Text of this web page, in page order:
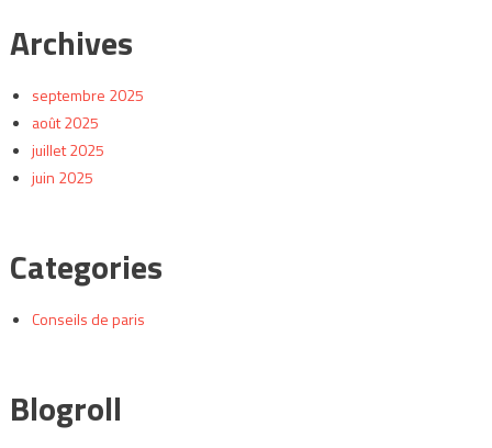
Archives
septembre 2025
août 2025
juillet 2025
juin 2025
Categories
Conseils de paris
Blogroll